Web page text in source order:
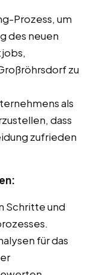
Prozess, um
des neuen
zu
als
dass
zufrieden
Schritte und
für das